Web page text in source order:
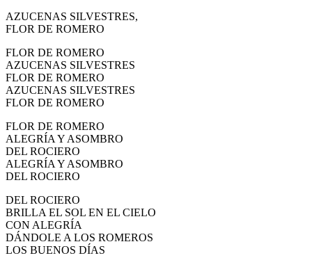
AZUCENAS SILVESTRES,
FLOR DE ROMERO
FLOR DE ROMERO
AZUCENAS SILVESTRES
FLOR DE ROMERO
AZUCENAS SILVESTRES
FLOR DE ROMERO
FLOR DE ROMERO
ALEGRÍA Y ASOMBRO
DEL ROCIERO
ALEGRÍA Y ASOMBRO
DEL ROCIERO
DEL ROCIERO
BRILLA EL SOL EN EL CIELO
CON ALEGRÍA
DÁNDOLE A LOS ROMEROS
LOS BUENOS DÍAS